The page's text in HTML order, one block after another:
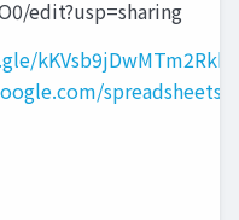
edit?usp=sharing
kKVsb9jDwMTm2Rkk6
spreadsheets/